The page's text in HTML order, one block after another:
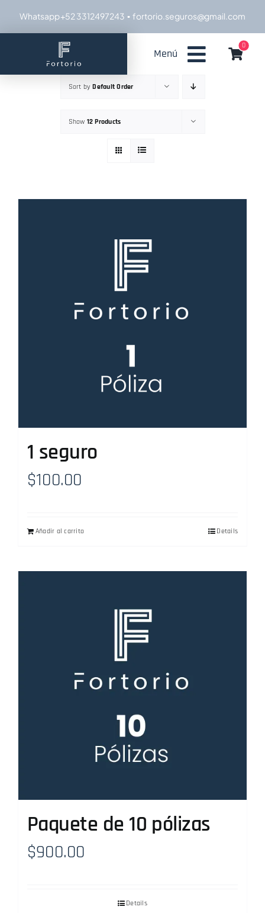
Whatsapp +52 3312497243 ▪ fortorio.seguros@gmail.com
Menú
0
Sort byDefault Order
Show 12 Products
1 seguro
$100.00
Añadir al carrito Details
Paquete de 10 pólizas
$900.00
Details